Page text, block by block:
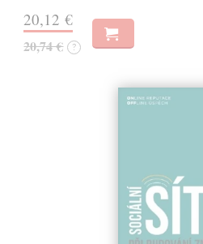
20,12 €
20,74 € ?